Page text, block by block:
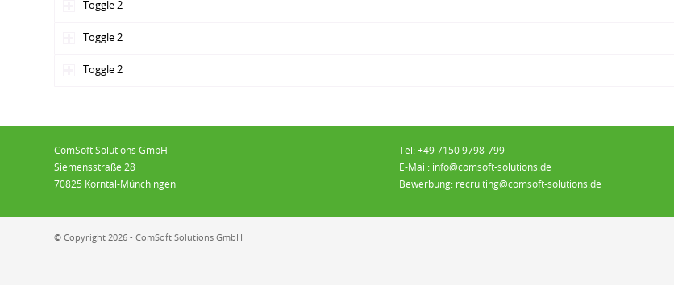
Toggle 2
Toggle 2
Toggle 2
ComSoft Solutions GmbH
Siemensstraße 28
70825 Korntal-Münchingen
Tel: +49 7150 9798-799
E-Mail: info@comsoft-solutions.de
Bewerbung: recruiting@comsoft-solutions.de
© Copyright 2026 - ComSoft Solutions GmbH